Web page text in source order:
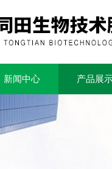
新闻中心 产品展